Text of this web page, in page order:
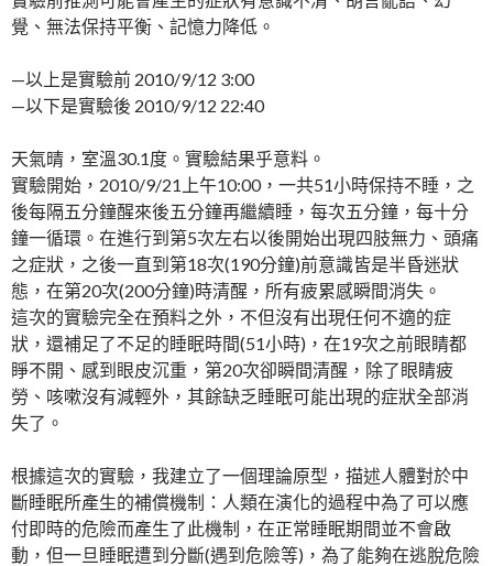
覺、無法保持平衡、記憶力降低。
—以上是實驗前 2010/9/12 3:00
—以下是實驗後 2010/9/12 22:40
天氣晴，室溫30.1度。實驗結果乎意料。
實驗開始，2010/9/21上午10:00，一共51小時保持不睡，之
後每隔五分鐘醒來後五分鐘再繼續睡，每次五分鐘，每十分
鐘一循環。在進行到第5次左右以後開始出現四肢無力、頭痛
之症狀，之後一直到第18次(190分鐘)前意識皆是半昏迷狀
態，在第20次(200分鐘)時清醒，所有疲累感瞬間消失。
這次的實驗完全在預料之外，不但沒有出現任何不適的症
狀，還補足了不足的睡眠時間(51小時)，在19次之前眼睛都
睜不開、感到眼皮沉重，第20次卻瞬間清醒，除了眼睛疲
勞、咳嗽沒有減輕外，其餘缺乏睡眠可能出現的症狀全部消
失了。
根據這次的實驗，我建立了一個理論原型，描述人體對於中
斷睡眠所產生的補償機制：人類在演化的過程中為了可以應
付即時的危險而產生了此機制，在正常睡眠期間並不會啟
動，但一旦睡眠遭到分斷(遇到危險等)，為了能夠在逃脫危險